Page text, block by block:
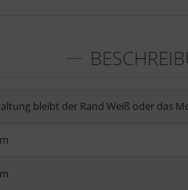
bleibt der Rand Weiß oder das